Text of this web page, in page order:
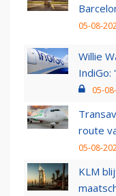
05-08-
Willie
IndiGo:
05-
route
05-08-
KLM